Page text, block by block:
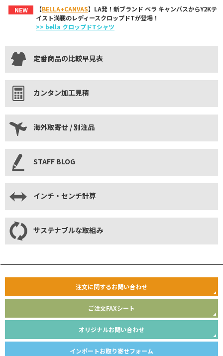
NEW
【BELLA+CANVAS】LA発！新ブランド ベラ キャンバスからY2Kテ
イスト満載のレディースクロップドTが登場！
>> bella クロップドTシャツ
定番商品の比較早見表
カンタン加工見積
海外取寄せ / 別注品
STAFF BLOG
インチ・センチ計算
サステナブルな取組み
注文に関するお問い合わせ
ご注文FAXシート
オリジナルお問い合わせ
インポートお取り寄せフォーム